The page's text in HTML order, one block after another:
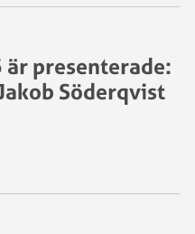
presenterade:
Söderqvist